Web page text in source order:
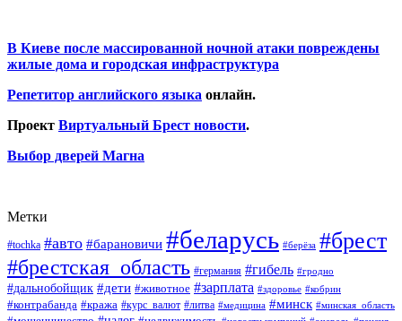
В Киеве после массированной ночной атаки повреждены
жилые дома и городская инфраструктура
Репетитор английского языка онлайн.
Проект Виртуальный Брест новости.
Выбор дверей Магна
Метки
#tochka #авто #барановичи #беларусь #берёза #брест
#брестская_область #германия #гибель #гродно
#дальнобойщик #дети #животное #зарплата #здоровье #кобрин
#контрабанда #кража #курс_валют #литва #медицина #минск #минская_область